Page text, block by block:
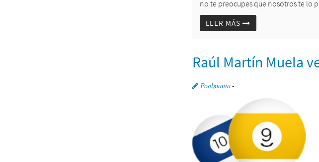
no te preocupes que nosotros te lo
LEER MÁS
Raúl Martín Muela
Poolmania-